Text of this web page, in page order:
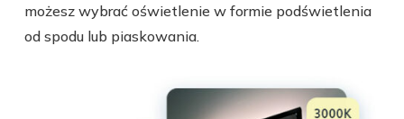
możesz wybrać oświetlenie w formie podświetlenia
od spodu lub piaskowania.